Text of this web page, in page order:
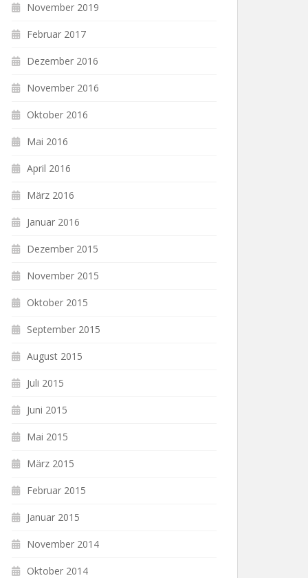
November 2019
Februar 2017
Dezember 2016
November 2016
Oktober 2016
Mai 2016
April 2016
März 2016
Januar 2016
Dezember 2015
November 2015
Oktober 2015
September 2015
August 2015
Juli 2015
Juni 2015
Mai 2015
März 2015
Februar 2015
Januar 2015
November 2014
Oktober 2014